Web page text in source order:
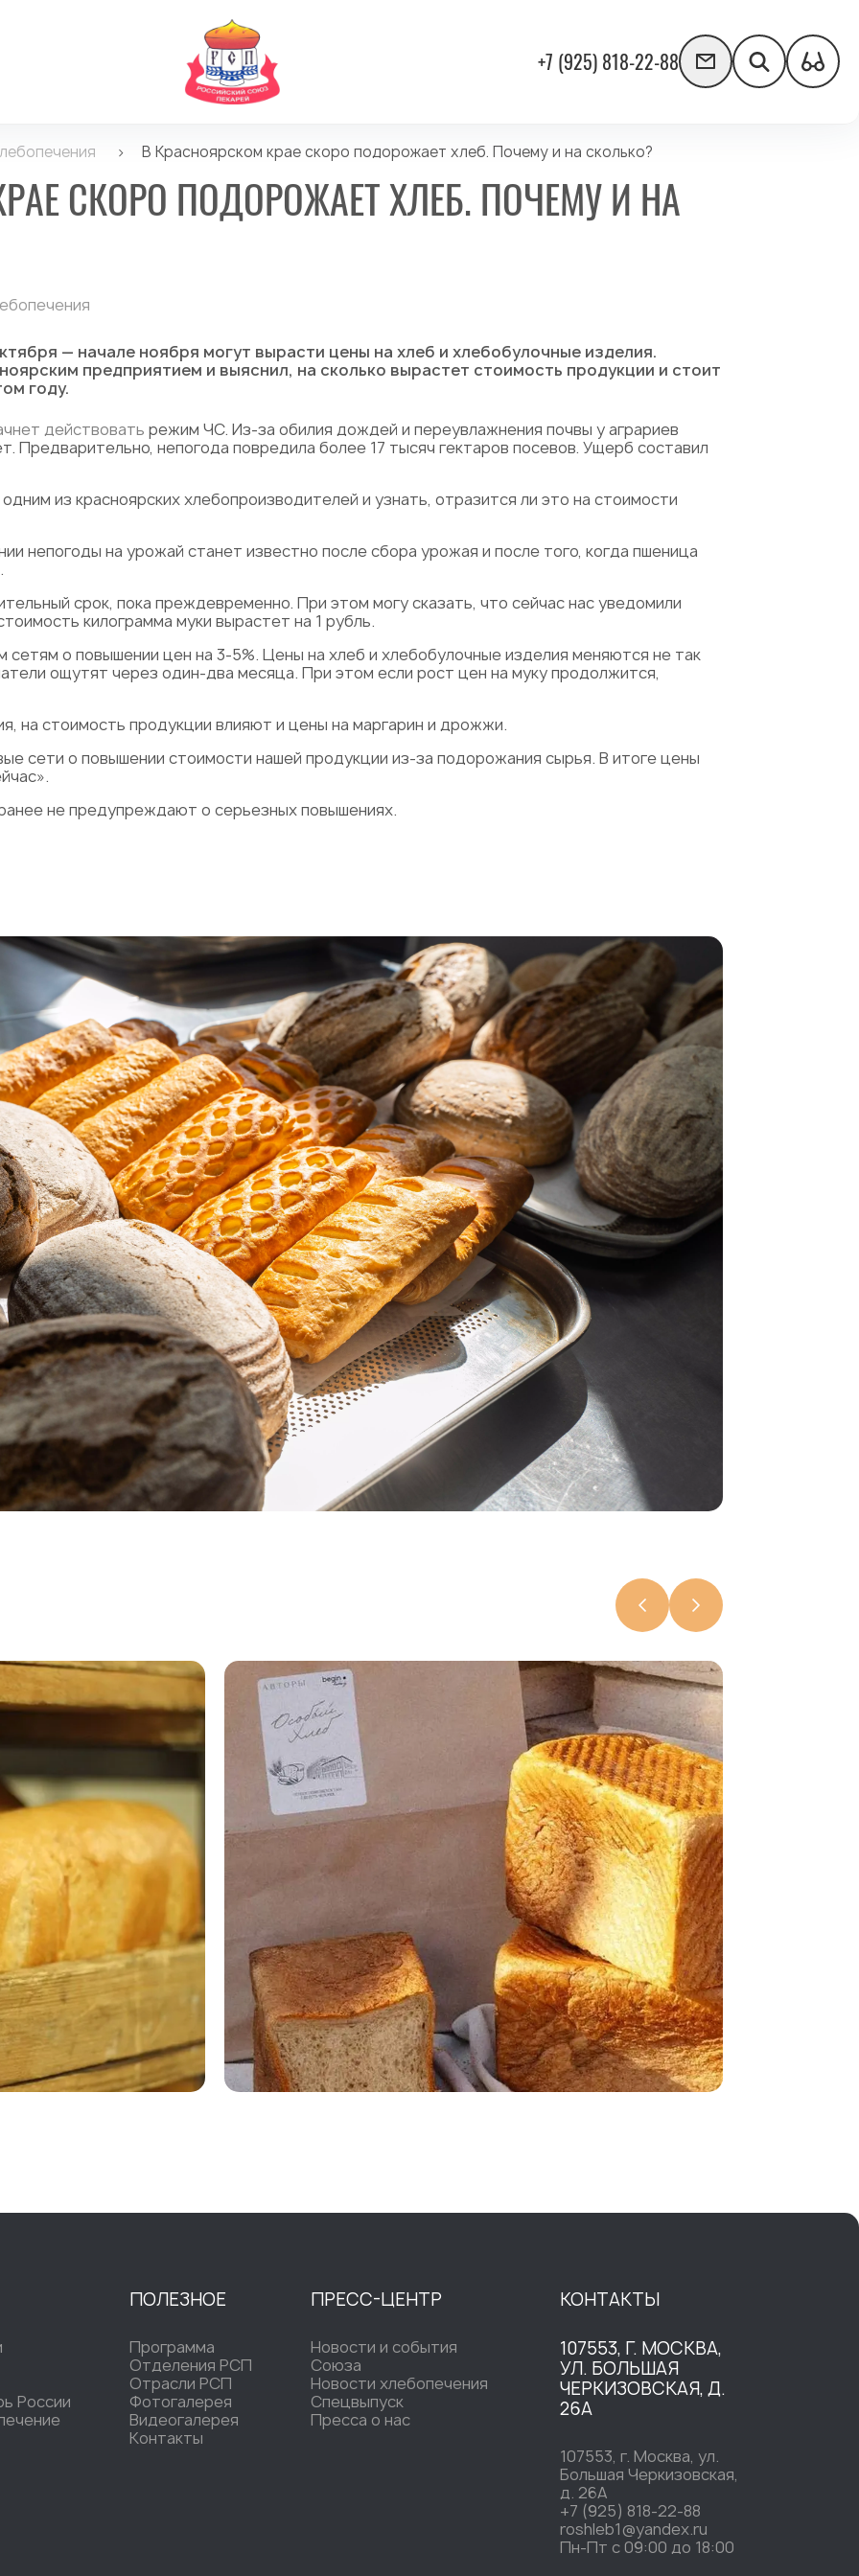
+7 (925) 818-22-88
> В Красноярском крае скоро подорожает хлеб. Почему и на сколько?
СКОРО ПОДОРОЖАЕТ ХЛЕБ. ПОЧЕМУ И НА
— начале ноября могут вырасти цены на хлеб и хлебобулочные изделия.
предприятием и выяснил, на сколько вырастет стоимость продукции и стоит
году.
действовать режим ЧС. Из-за обилия дождей и переувлажнения почвы у аграриев
Предварительно, непогода повредила более 17 тысяч гектаров посевов. Ущерб составил
из красноярских хлебопроизводителей и узнать, отразится ли это на стоимости
непогоды на урожай станет известно после сбора урожая и после того, когда пшеница
срок, пока преждевременно. При этом могу сказать, что сейчас нас уведомили
килограмма муки вырастет на 1 рубль.
о повышении цен на 3-5%. Цены на хлеб и хлебобулочные изделия меняются не так
ощутят через один-два месяца. При этом если рост цен на муку продолжится,
на стоимость продукции влияют и цены на маргарин и дрожжи.
сети о повышении стоимости нашей продукции из-за подорожания сырья. В итоге цены
не предупреждают о серьезных повышениях.
«Авторы»
и Begin
bakery
России
ПОЛЕЗНОЕ
Программа
Отделения РСП
Отрасли РСП
Фотогалерея
Видеогалерея
Контакты
ПРЕСС-ЦЕНТР
Новости и события
Союза
Новости хлебопечения
Спецвыпуск
Пресса о нас
КОНТАКТЫ
107553, Г. МОСКВА,
УЛ. БОЛЬШАЯ
ЧЕРКИЗОВСКАЯ, Д.
26А
107553, г. Москва, ул.
Большая Черкизовская,
д. 26А
+7 (925) 818-22-88
roshleb1@yandex.ru
Пн-Пт c 09:00 до 18:00